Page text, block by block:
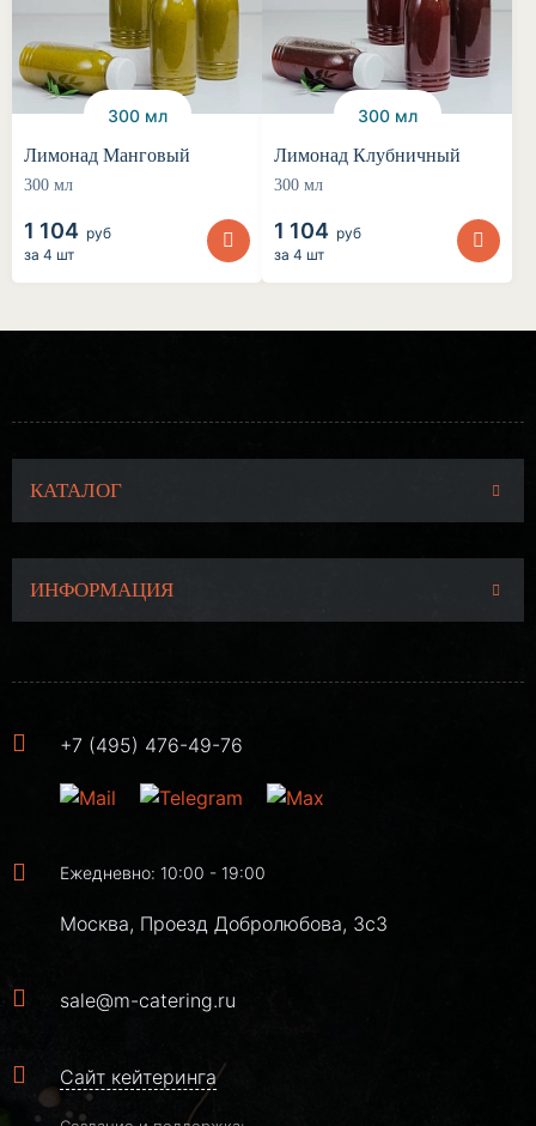
300 мл
Лимонад Манговый
300 мл
1 104 руб
за 4 шт
300 мл
Лимонад Клубничный
300 мл
1 104 руб
за 4 шт
КАТАЛОГ
ИНФОРМАЦИЯ
+7 (495) 476-49-76
Ежедневно: 10:00 - 19:00
Москва, Проезд Добролюбова, 3с3
sale@m-catering.ru
Сайт кейтеринга